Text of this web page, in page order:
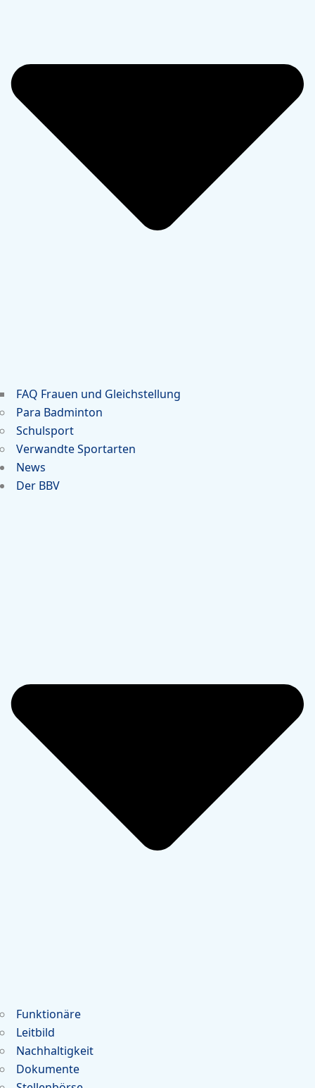
FAQ Frauen und Gleichstellung
Para Badminton
Schulsport
Verwandte Sportarten
News
Der BBV
Funktionäre
Leitbild
Nachhaltigkeit
Dokumente